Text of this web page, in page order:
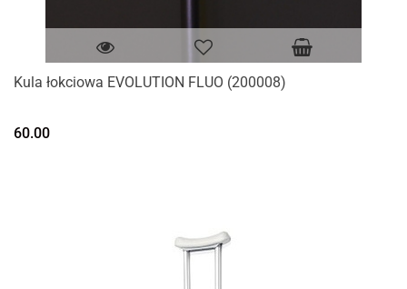
Kula łokciowa EVOLUTION FLUO (200008)
60.00